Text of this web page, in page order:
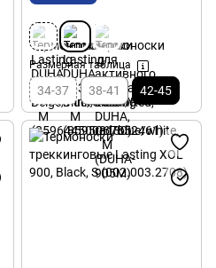
Размерная таблица
34-37 38-41 42-45